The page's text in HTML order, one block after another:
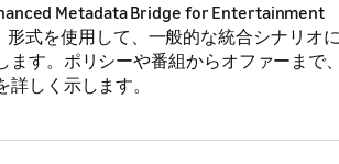
Metadata Bridge for Entertainment
形式を使用して、一般的な統合シナリオ
ます。ポリシーや番組からオファーまで
しく示します。